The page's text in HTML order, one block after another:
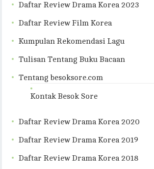
Daftar Review Drama Korea 2023
Daftar Review Film Korea
Kumpulan Rekomendasi Lagu
Tulisan Tentang Buku Bacaan
Tentang besoksore.com
Kontak Besok Sore
Daftar Review Drama Korea 2020
Daftar Review Drama Korea 2019
Daftar Review Drama Korea 2018